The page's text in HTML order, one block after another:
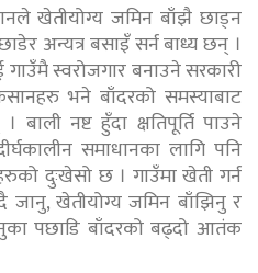
खेतीयोग्य जमिन बाँझै छाड्न
अन्यत्र बसाइँ सर्न बाध्य छन् ।
स्वरोजगार बनाउने सरकारी
भने बाँदरको समस्याबाट
नष्ट हुँदा क्षतिपूर्ति पाउने
समाधानका लागि पनि
दुःखेसो छ । गाउँमा खेती गर्न
जानु, खेतीयोग्य जमिन बाँझिनु र
पछाडि बाँदरको बढ्दो आतंक